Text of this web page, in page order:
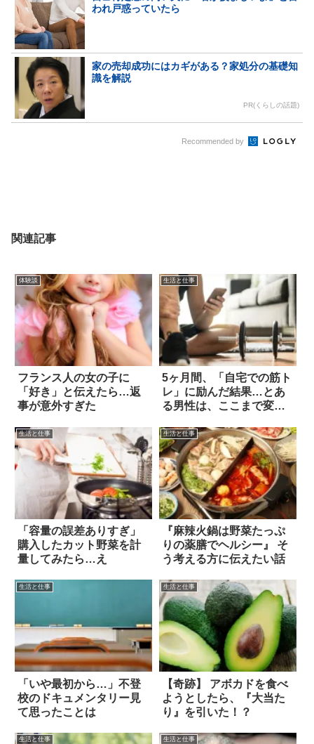
われ戸惑っていたら
家の売却成功にはカギがある？家処分の基礎知
識を解説
PR(くらしの話題)
Recommended by
関連記事
体験談
フランス人の女の子に
「好き」と伝えたら…返
事が意外すぎた
生活と仕事
5ヶ月間、「自宅での筋ト
レ」に励んだ結果…とあ
る男性は、ここまで変わ
生活と仕事
「容量の誤差ありすぎ」
購入したカット野菜を計
量してみたら…え
生活と仕事
『麻辣火鍋は野菜たっぷ
りの薬膳でヘルシー』 そ
う考える方に伝えたい話
生活と仕事
「いや最初から…」不登
校のドキュメンタリー見
て思ったことは
生活と仕事
【奇跡】 アボカドを食べ
ようとしたら、『大当た
り』を引いた！？
生活と仕事 生活と仕事